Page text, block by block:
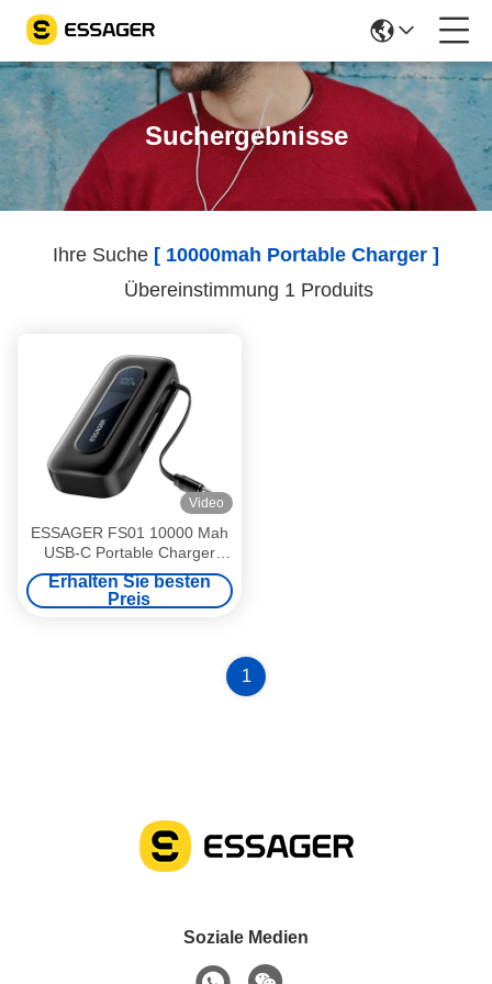
Suchergebnisse
Ihre Suche [ 10000mah Portable Charger ]
Übereinstimmung 1 Produits
Video
ESSAGER FS01 10000 Mah
USB-C Portable Charger
Power Bank Acryl-Design
18W USB-C Eingang
Erhalten Sie besten
Preis
1
Soziale Medien